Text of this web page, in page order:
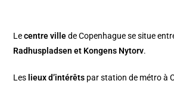
Lecentre villede Copenhague se situe
Radhuspladsen et Kongens Nytorv.
Les lieux d’intérêts par station de métro à